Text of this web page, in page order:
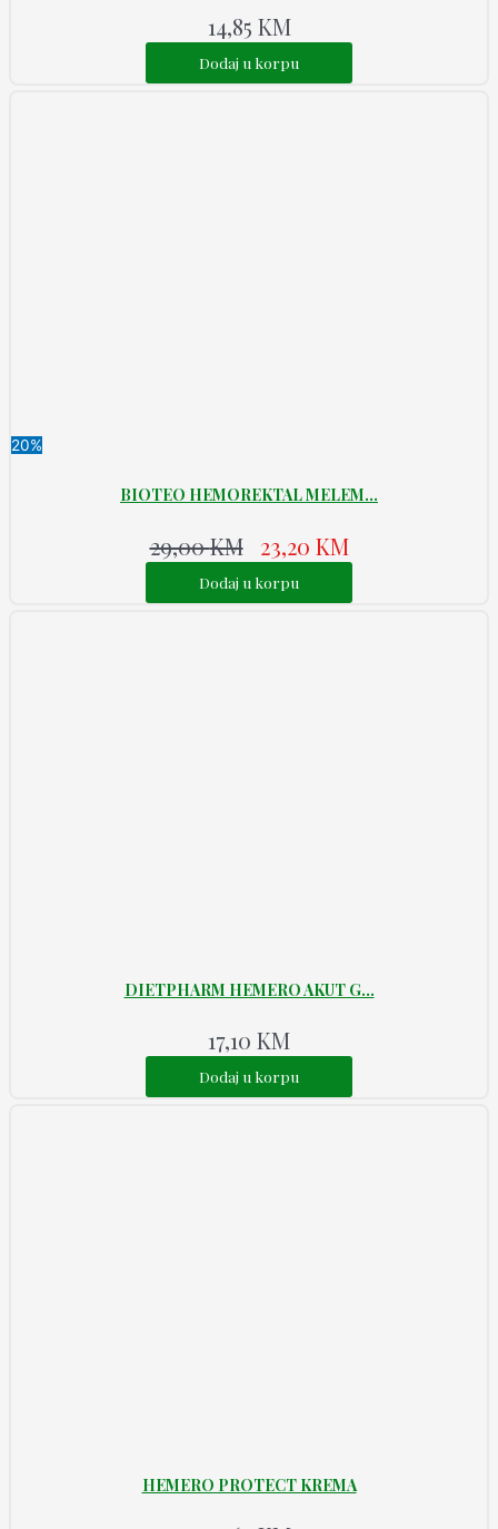
14,85 KM
Dodaj u korpu
20%
BIOTEO HEMOREKTAL MELEM...
29,00KM 23,20 KM
Dodaj u korpu
DIETPHARM HEMERO AKUT G...
17,10 KM
Dodaj u korpu
HEMERO PROTECT KREMA